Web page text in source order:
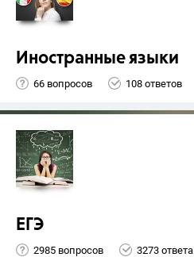
Иностранные языки
66 вопросов 108 ответов
ЕГЭ
2985 вопросов 3273 ответа